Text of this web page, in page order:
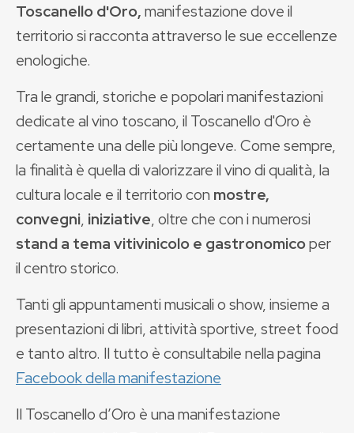
Toscanello d'Oro,manifestazione dove il
territorio si racconta attraverso le sue eccellenze
enologiche.
Tra le grandi, storiche e popolari manifestazioni
dedicate al vino toscano, il Toscanello d'Oro è
certamente una delle più longeve. Come sempre,
la finalità è quella di valorizzare il vino di qualità, la
cultura locale e il territorio con mostre,
convegni, iniziative, oltre che con i numerosi
stand a tema vitivinicolo e gastronomicoper
il centro storico.
Tanti gli appuntamenti musicali o show, insieme a
presentazioni di libri, attività sportive, street food
e tanto altro. Il tutto è consultabile nella pagina
Facebook della manifestazione
Il Toscanello d’Oro è una manifestazione